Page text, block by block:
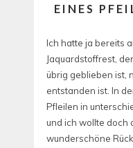
EINES
Ich hatte ja bereits
Jaquardstoffrest,
übrig geblieben ist,
entstanden ist. In
Pfleilen in
und ich wollte doch
wunderschöne